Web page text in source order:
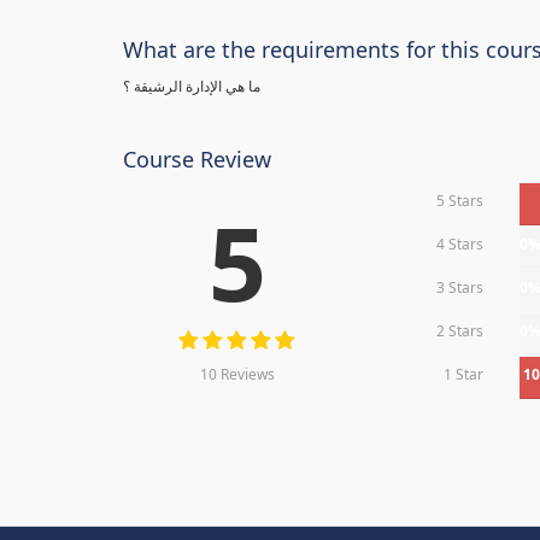
What are the requirements for this
ما هي الإدارة الرشيقة ؟
Course Review
5
10 Reviews
5 Stars
4 Stars
3 Stars
2 Stars
1 Star